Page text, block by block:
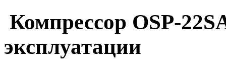
Компрессор OSP-
эксплуатации